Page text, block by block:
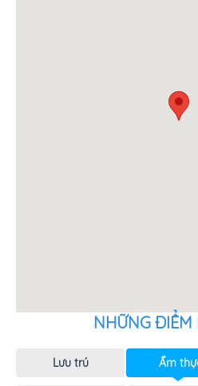
Website:
NHỮNG ĐIỂM
Lưu trú Ẩm